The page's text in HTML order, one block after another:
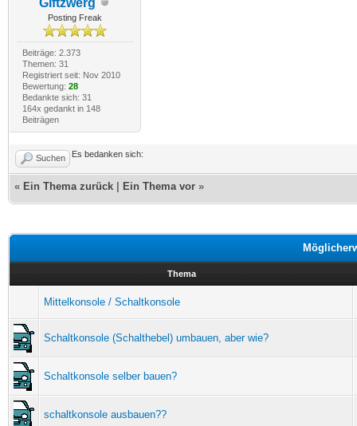
Posting Freak
Beiträge: 2.373
Themen: 31
Registriert seit: Nov 2010
Bewertung: 28
Bedankte sich: 31
164x gedankt in 148
Beiträgen
Suchen Es bedanken sich:
« Ein Thema zurück Ein Thema vor »
Thema
Mittelkonsole / Schaltkonsole
Schaltkonsole (Schalthebel) umbauen, aber wie?
Schaltkonsole selber bauen?
schaltkonsole ausbauen??